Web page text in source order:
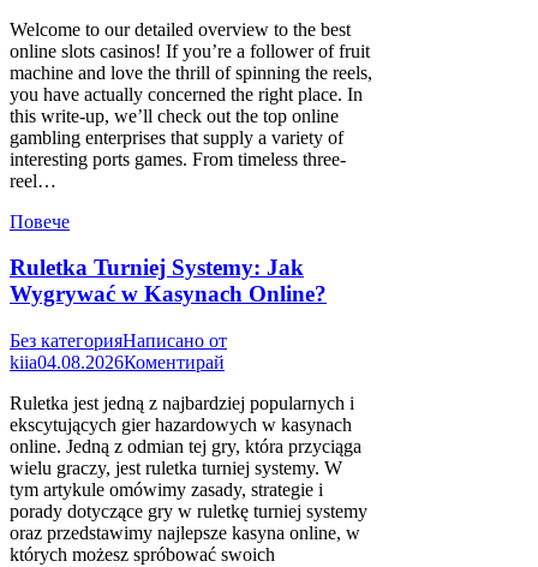
Welcome to our detailed overview to the best
online slots casinos! If you’re a follower of fruit
machine and love the thrill of spinning the reels,
you have actually concerned the right place. In
this write-up, we’ll check out the top online
gambling enterprises that supply a variety of
interesting ports games. From timeless three-
reel…
Повече
Ruletka Turniej Systemy: Jak
Wygrywać w Kasynach Online?
Без категорияНаписано от
kiia04.08.2026Коментирай
Ruletka jest jedną z najbardziej popularnych i
ekscytujących gier hazardowych w kasynach
online. Jedną z odmian tej gry, która przyciąga
wielu graczy, jest ruletka turniej systemy. W
tym artykule omówimy zasady, strategie i
porady dotyczące gry w ruletkę turniej systemy
oraz przedstawimy najlepsze kasyna online, w
których możesz spróbować swoich